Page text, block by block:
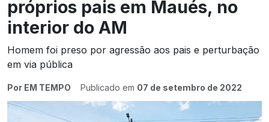
próprios pais em Maués, no
interior do AM
Homem foi preso por agressão aos pais e perturbação
em via pública
Por EM TEMPO Publicado em 07 de setembro de 2022